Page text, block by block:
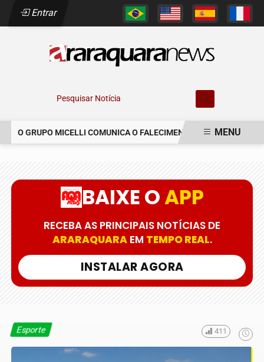
Entrar
Pesquisar Notícia
O GRUPO MICELLI COMUNICA O FALECIMENTO DO SR. MARCELO
MENU
BAIXE OAPP
RECEBA AS PRINCIPAIS NOTÍCIAS DE
ARARAQUARAEM TEMPO REAL.
INSTALAR AGORA
Esporte 411